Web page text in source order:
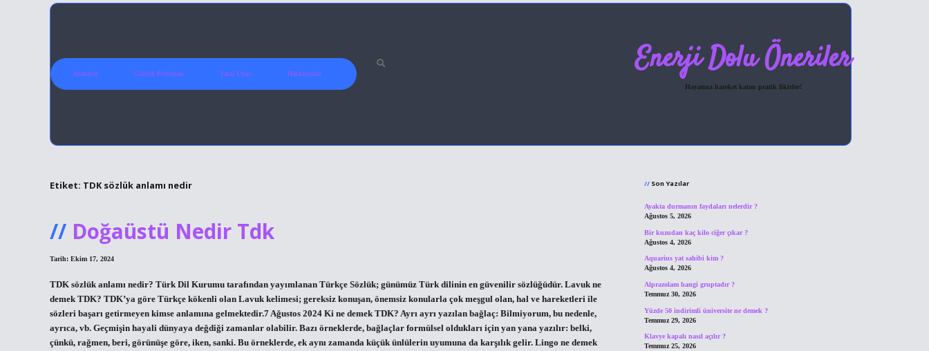
Anasayfa Gizlilik Politikası Yasal Uyarı Hakkımızda Enerji Dolu Öneriler
Hayatına hareket katan pratik fikirler!
Etiket: TDK sözlük anlamı nedir
Doğaüstü Nedir Tdk
Tarih: Ekim 17, 2024
TDK sözlük anlamı nedir? Türk Dil Kurumu tarafından yayımlanan Türkçe Sözlük; günümüz Türk dilinin en güvenilir sözlüğüdür. Lavuk ne
demek TDK? TDK’ya göre Türkçe kökenli olan Lavuk kelimesi; gereksiz konuşan, önemsiz konularla çok meşgul olan, hal ve hareketleri ile
sözleri başarı getirmeyen kimse anlamına gelmektedir.7 Ağustos 2024 Ki ne demek TDK? Ayrı ayrı yazılan bağlaç: Bilmiyorum, bu nedenle,
ayrıca, vb. Geçmişin hayali dünyaya değdiği zamanlar olabilir. Bazı örneklerde, bağlaçlar formülsel oldukları için yan yana yazılır: belki,
çünkü, rağmen, beri, görünüşe göre, iken, sanki. Bu örneklerde, ek aynı zamanda küçük ünlülerin uyumuna da karşılık gelir. Lingo ne demek
Son Yazılar
Ayakta durmanın faydaları nelerdir ?
Ağustos 5, 2026
Bir kuzudan kaç kilo ciğer çıkar ?
Ağustos 4, 2026
Aquarius yat sahibi kim ?
Ağustos 4, 2026
Alprazolam hangi gruptadır ?
Temmuz 30, 2026
Yüzde 50 indirimli üniversite ne demek ?
Temmuz 29, 2026
Klavye kapalı nasıl açılır ?
Temmuz 25, 2026